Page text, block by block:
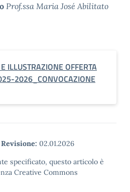
Prof.ssa Maria José Abilitato
ILLUSTRAZIONE OFFERTA
2026_CONVOCAZIONE
Revisione: 02.01.2026
specificato, questo articolo è
Creative Commons